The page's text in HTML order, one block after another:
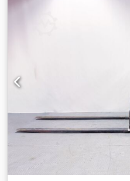
zijverschuiving,
voorruit, halve cabine,
airconditioning, volledige